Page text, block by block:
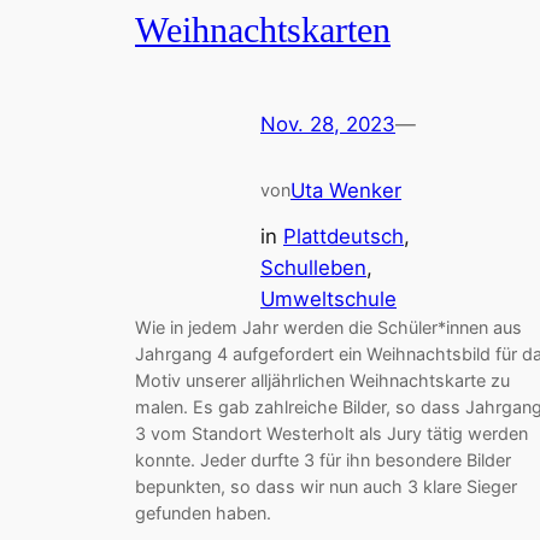
Weihnachtskarten
Nov. 28, 2023—
vonUta Wenker
in Plattdeutsch
Schulleben
Umweltschule
Wie in jedem Jahr werden die Schüler*innen aus
Jahrgang 4 aufgefordert ein Weihnachtsbild für
Motiv unserer alljährlichen Weihnachtskarte zu
malen. Es gab zahlreiche Bilder, so dass
3 vom Standort Westerholt als Jury tätig werden
konnte. Jeder durfte 3 für ihn besondere Bilder
bepunkten, so dass wir nun auch 3 klare Sieger
gefunden haben.